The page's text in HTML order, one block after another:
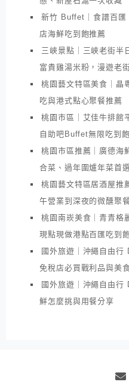
新竹 Buffet｜食譜百
店海鮮吃到飽推薦
三峽景點｜三峽老街半
富貴雞湯米粉，漫遊老
桃園藝文特區美食｜晶
吃與港式點心聚餐推薦
桃園市區｜艾佳牛排館
自助吧Buffet無限吃到飽
桃園市區推薦｜廣德海
合菜、過年圍爐年菜首
桃園藝文特區居酒屋推
午營業到深夜的微醺聚
桃園南崁美食｜青青格
現點現做港點百匯吃到
國外旅遊｜沖繩自由行
免稅店必買戰利品與美
國外旅遊｜沖繩自由行
鮮怎麼挑與用餐分享